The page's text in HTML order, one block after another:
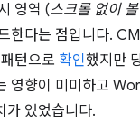
영역 (스크롤 없이
한다는 점입니다.
턴으로 확인했지만
영향이 미미하고
가 있었습니다.